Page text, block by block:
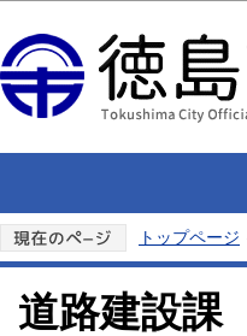
トップページ
道路建設課